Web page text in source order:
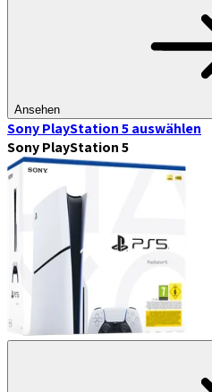
Ansehen
Sony PlayStation 5auswählen
Sony PlayStation 5